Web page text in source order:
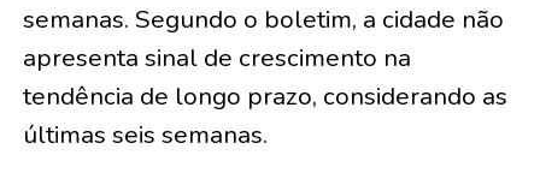
semanas. Segundo o boletim, a cidade não
apresenta sinal de crescimento na
tendência de longo prazo, considerando as
últimas seis semanas.